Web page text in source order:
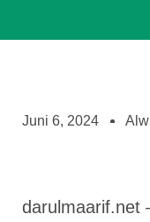
Juni 6, 2024
darulmaarif.net